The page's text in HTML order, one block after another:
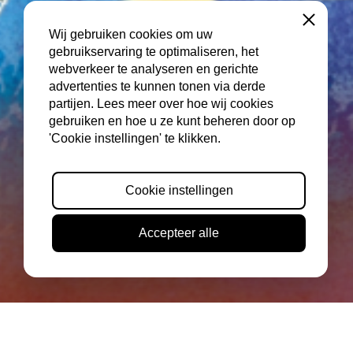
Wij gebruiken cookies om uw
gebruikservaring te optimaliseren, het
webverkeer te analyseren en gerichte
advertenties te kunnen tonen via derde
partijen. Lees meer over hoe wij cookies
gebruiken en hoe u ze kunt beheren door op
'Cookie instellingen' te klikken.
Sluiten
Cookie instellingen
Accepteer alle